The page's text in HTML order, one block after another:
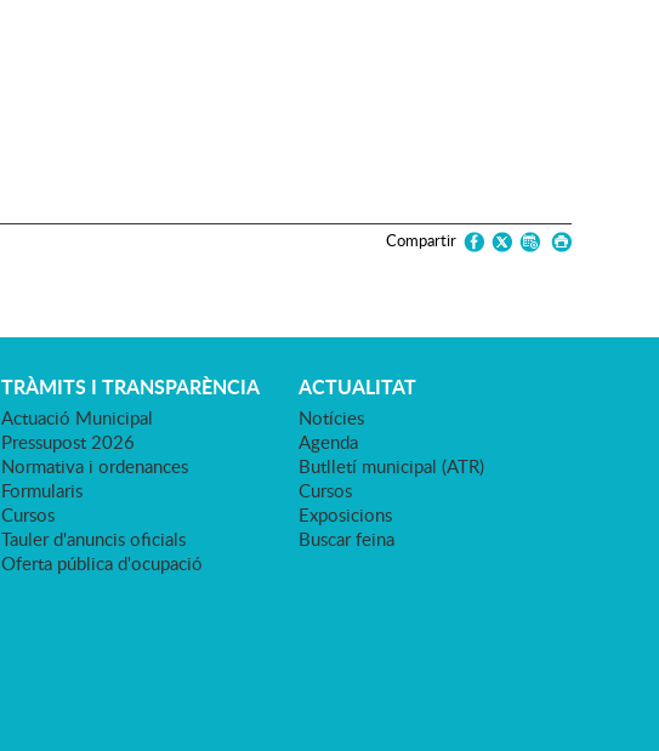
Compartir
TRÀMITS I TRANSPARÈNCIA
Actuació Municipal
Pressupost 2026
Normativa i ordenances
Formularis
Cursos
Tauler d'anuncis oficials
Oferta pública d'ocupació
ACTUALITAT
Notícies
Agenda
Butlletí municipal (ATR)
Cursos
Exposicions
Buscar feina